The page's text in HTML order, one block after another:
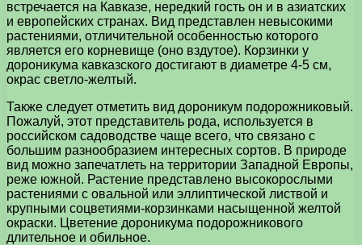
встречается на Кавказе, нередкий гость он и в азиатских
и европейских странах. Вид представлен невысокими
растениями, отличительной особенностью которого
является его корневище (оно вздутое). Корзинки у
дороникума кавказского достигают в диаметре 4-5 см,
окрас светло-желтый.
Также следует отметить вид дороникум подорожниковый.
Пожалуй, этот представитель рода, используется в
российском садоводстве чаще всего, что связано с
большим разнообразием интересных сортов. В природе
вид можно запечатлеть на территории Западной Европы,
реже южной. Растение представлено высокорослыми
растениями с овальной или эллиптической листвой и
крупными соцветиями-корзинками насыщенной желтой
окраски. Цветение дороникума подорожникового
длительное и обильное.